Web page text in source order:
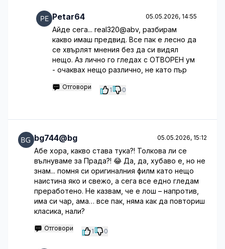
Petar64 05.05.2026, 14:55
Айде сега... real320@abv, разбирам
какво имаш предвид. Все пак е лесно да
се хвърлят мнения без да си видял
нещо. Аз лично го гледах с ОТВОРЕН ум
- очаквах нещо различно, не като пър
Отговори 1 0
bg744@bg 05.05.2026, 15:12
Абе хора, какво става тука?! Толкова ли се
вълнуваме за Прада?! 😂 Да, да, хубаво е, но не
знам... помня си оригиналния филм като нещо
наистина яко и свежо, а сега все едно гледам
преработено. Не казвам, че е лош – напротив,
има си чар, ама… все пак, няма как да повториш
класика, нали?
Отговори 1 0